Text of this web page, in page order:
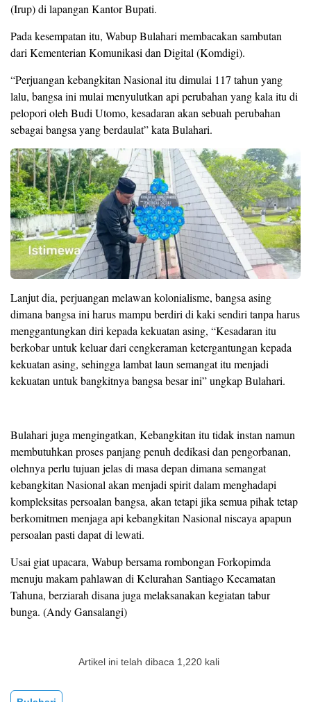
(Irup) di lapangan Kantor Bupati.
Pada kesempatan itu, Wabup Bulahari membacakan sambutan
dari Kementerian Komunikasi dan Digital (Komdigi).
“Perjuangan kebangkitan Nasional itu dimulai 117 tahun yang
lalu, bangsa ini mulai menyulutkan api perubahan yang kala itu di
pelopori oleh Budi Utomo, kesadaran akan sebuah perubahan
sebagai bangsa yang berdaulat” kata Bulahari.
Lanjut dia, perjuangan melawan kolonialisme, bangsa asing
dimana bangsa ini harus mampu berdiri di kaki sendiri tanpa harus
menggantungkan diri kepada kekuatan asing, “Kesadaran itu
berkobar untuk keluar dari cengkeraman ketergantungan kepada
kekuatan asing, sehingga lambat laun semangat itu menjadi
kekuatan untuk bangkitnya bangsa besar ini” ungkap Bulahari.
Bulahari juga mengingatkan, Kebangkitan itu tidak instan namun
membutuhkan proses panjang penuh dedikasi dan pengorbanan,
olehnya perlu tujuan jelas di masa depan dimana semangat
kebangkitan Nasional akan menjadi spirit dalam menghadapi
kompleksitas persoalan bangsa, akan tetapi jika semua pihak tetap
berkomitmen menjaga api kebangkitan Nasional niscaya apapun
persoalan pasti dapat di lewati.
Usai giat upacara, Wabup bersama rombongan Forkopimda
menuju makam pahlawan di Kelurahan Santiago Kecamatan
Tahuna, berziarah disana juga melaksanakan kegiatan tabur
bunga. (Andy Gansalangi)
Artikel ini telah dibaca 1,220 kali